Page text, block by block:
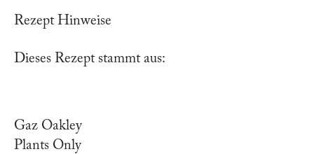
Rezept Hinweise
Dieses Rezept stammt aus:
Gaz Oakley
Plants Only